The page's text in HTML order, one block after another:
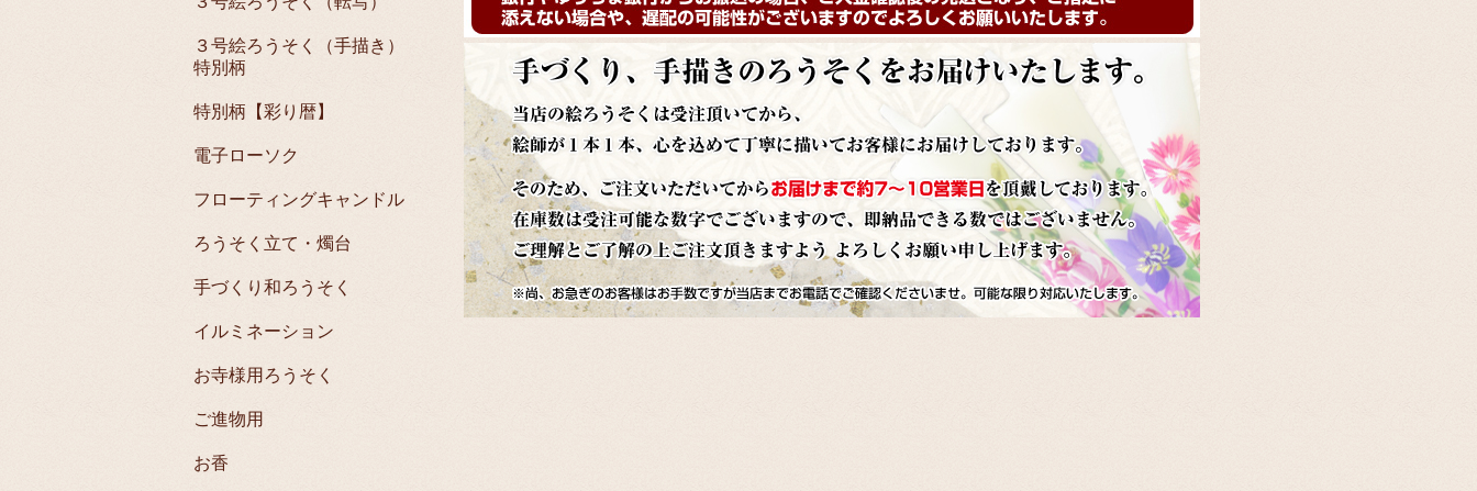
３号絵ろうそく（手描き）
特別柄
特別柄【彩り暦】
電子ローソク
フローティングキャンドル
ろうそく立て・燭台
手づくり和ろうそく
イルミネーション
お寺様用ろうそく
ご進物用
お香